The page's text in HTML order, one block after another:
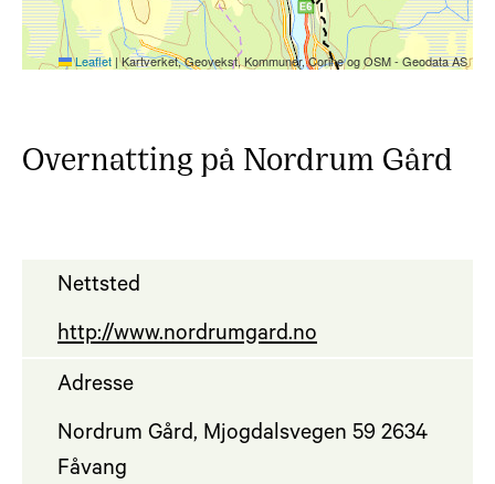
Leaflet |Kartverket, Geovekst, Kommuner, Corine og OSM - Geodata AS
Overnatting på Nordrum Gård
Nettsted
http://www.nordrumgard.no
Adresse
Nordrum Gård, Mjogdalsvegen 59 2634
Fåvang